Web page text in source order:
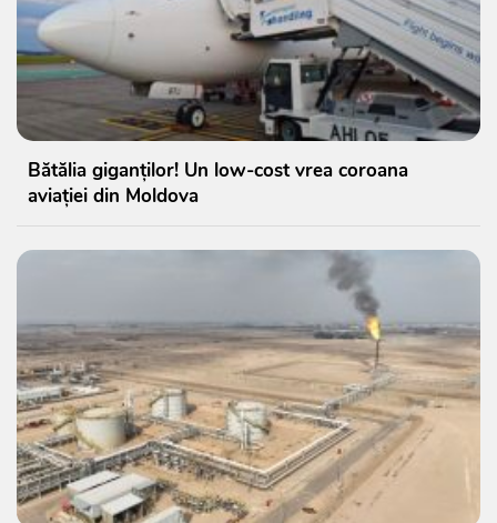
Bătălia giganților! Un low-cost vrea coroana
aviației din Moldova